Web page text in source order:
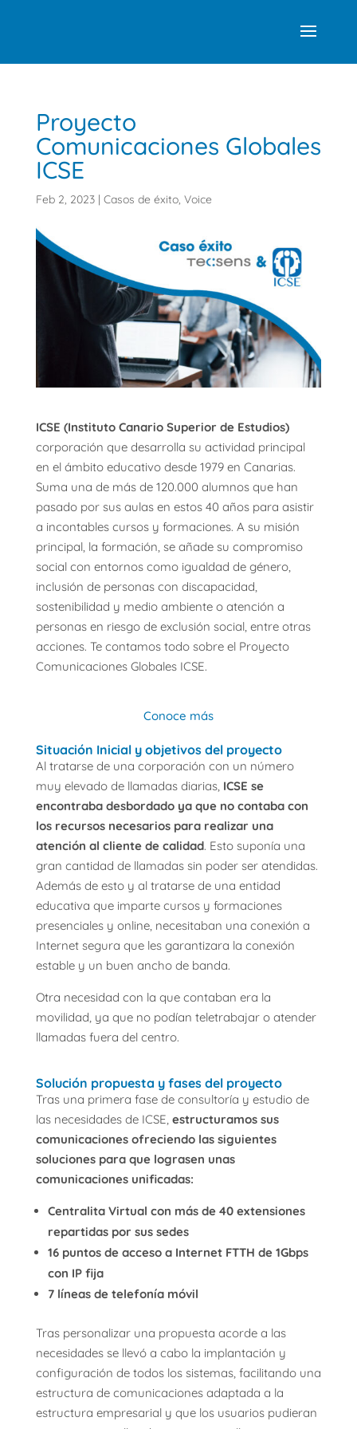
Proyecto
Comunicaciones Globales
ICSE
Feb 2, 2023| Casos de éxito, Voice
ICSE (Instituto Canario Superior de Estudios)
corporación que desarrolla su actividad principal
en el ámbito educativo desde 1979 en Canarias.
Suma una de más de 120.000 alumnos que han
pasado por sus aulas en estos 40 años para asistir
a incontables cursos y formaciones. A su misión
principal, la formación, se añade su compromiso
social con entornos como igualdad de género,
inclusión de personas con discapacidad,
sostenibilidad y medio ambiente o atención a
personas en riesgo de exclusión social, entre otras
acciones. Te contamos todo sobre el Proyecto
Comunicaciones Globales ICSE.
Conoce más
Situación Inicial y objetivos del proyecto
Al tratarse de una corporación con un número
muy elevado de llamadas diarias, ICSE se
encontraba desbordado ya que no contaba con
los recursos necesarios para realizar una
atención al cliente de calidad. Esto suponía una
gran cantidad de llamadas sin poder ser atendidas.
Además de esto y al tratarse de una entidad
educativa que imparte cursos y formaciones
presenciales y online, necesitaban una conexión a
Internet segura que les garantizara la conexión
estable y un buen ancho de banda.
Otra necesidad con la que contaban era la
movilidad, ya que no podían teletrabajar o atender
llamadas fuera del centro.
Solución propuesta y fases del proyecto
Tras una primera fase de consultoría y estudio de
las necesidades de ICSE, estructuramos sus
comunicaciones ofreciendo las siguientes
soluciones para que lograsen unas
comunicaciones unificadas:
Centralita Virtual con más de 40 extensiones
repartidas por sus sedes
16 puntos de acceso a Internet FTTH de 1Gbps
con IP fija
7 líneas de telefonía móvil
Tras personalizar una propuesta acorde a las
necesidades se llevó a cabo la implantación y
configuración de todos los sistemas, facilitando una
estructura de comunicaciones adaptada a la
estructura empresarial y que los usuarios pudieran